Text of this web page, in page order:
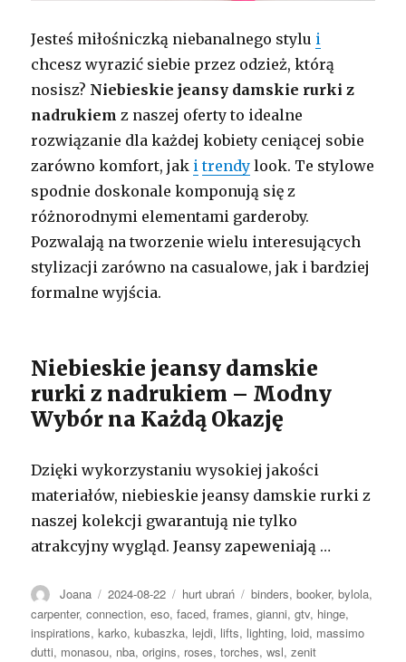
Jesteś miłośniczką niebanalnego stylu i
chcesz wyrazić siebie przez odzież, którą
nosisz? Niebieskie jeansy damskie rurki z
nadrukiem z naszej oferty to idealne
rozwiązanie dla każdej kobiety ceniącej sobie
zarówno komfort, jak i trendy look. Te stylowe
spodnie doskonale komponują się z
różnorodnymi elementami garderoby.
Pozwalają na tworzenie wielu interesujących
stylizacji zarówno na casualowe, jak i bardziej
formalne wyjścia.
Niebieskie jeansy damskie
rurki z nadrukiem – Modny
Wybór na Każdą Okazję
Dzięki wykorzystaniu wysokiej jakości
materiałów, niebieskie jeansy damskie rurki z
naszej kolekcji gwarantują nie tylko
atrakcyjny wygląd. Jeansy zapeweniają …
Autor
Joana Opublikowano
2024-08-22 Kategorie
hurt ubrań Tagi
binders,booker,bylola,
carpenter,connection,eso,faced,frames,gianni,gtv, hinge,
inspirations,karko,kubaszka, lejdi, lifts, lighting, loid, massimo
dutti, monasou, nba,origins, roses,torches,wsl,zenit